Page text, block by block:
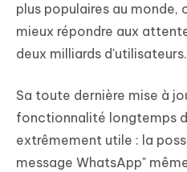
plus populaires au
mieux répondre aux
deux milliards d'utilisateurs.
Sa toute dernière mise à
fonctionnalité longtemps
extrêmement utile : la
message WhatsApp"